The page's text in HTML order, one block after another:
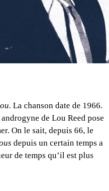
La chanson date de 1966.
de Lou Reed pose
On le sait, depuis 66, le
depuis un certain temps a
de temps qu’il est plus